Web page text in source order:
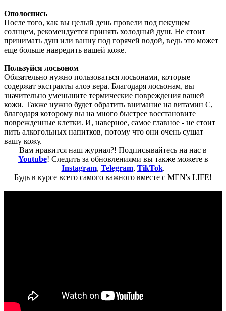
Ополоснись
После того, как вы целый день провели под пекущем
солнцем, рекомендуется принять холодный душ. Не стоит
принимать душ или ванну под горячей водой, ведь это может
еще больше навредить вашей коже.
Пользуйся лосьоном
Обязательно нужно пользоваться лосьонами, которые
содержат экстракты алоэ вера. Благодаря лосьонам, вы
значительно уменьшите термические повреждения вашей
кожи. Также нужно будет обратить внимание на витамин C,
благодаря которому вы на много быстрее восстановите
поврежденные клетки. И, наверное, самое главное - не стоит
пить алкогольных напитков, потому что они очень сушат
вашу кожу.
Вам нравится наш журнал?! Подписывайтесь на нас в
Youtube! Следить за обновлениями вы также можете в
Instagram, Telegram, TikTok.
Будь в курсе всего самого важного вместе с MEN's LIFE!